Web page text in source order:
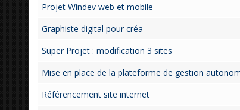
Projet Windev web et mobile
Graphiste digital pour créa
Super Projet : modification 3 sites
Mise en place de la plateforme de gestion
Référencement site internet